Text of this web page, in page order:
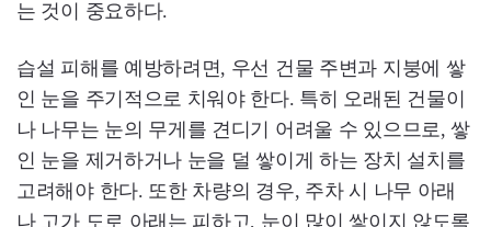
는 것이 중요하다.
습설 피해를 예방하려면, 우선 건물 주변과 지붕에 쌓
인 눈을 주기적으로 치워야 한다. 특히 오래된 건물이
나 나무는 눈의 무게를 견디기 어려울 수 있으므로, 쌓
인 눈을 제거하거나 눈을 덜 쌓이게 하는 장치 설치를
고려해야 한다. 또한 차량의 경우, 주차 시 나무 아래
나 고가 도로 아래는 피하고, 눈이 많이 쌓이지 않도록